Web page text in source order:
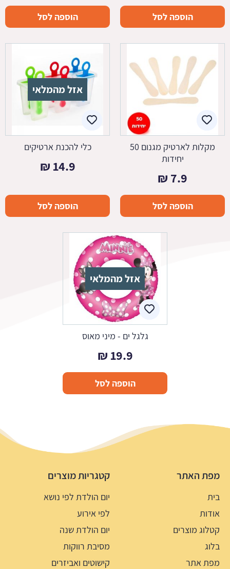
הוספה לסל הוספה לסל
מקלות לארטיק מגנום 50
יחידות
7.9
₪
הוספה לסל
אזל מהמלאי
כלי להכנת ארטיקים
14.9
₪
הוספה לסל
אזל מהמלאי
גלגל ים - מיני מאוס
19.9
₪
הוספה לסל
מפת האתר
בית
אודות
קטלוג מוצרים
בלוג
מפת אתר
קטגריות מוצרים
יום הולדת לפי נושא
לפי אירוע
יום הולדת שנה
מסיבת רווקות
קישוטים ואביזרים